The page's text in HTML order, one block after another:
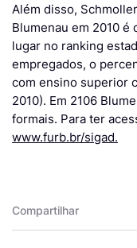
Além disso,
Blumenau em 2010 é
lugar no ranking
empregados, o
com ensino superior
2010). Em 2106
formais. Para ter
www.furb.br/sigad.
Compartilhar